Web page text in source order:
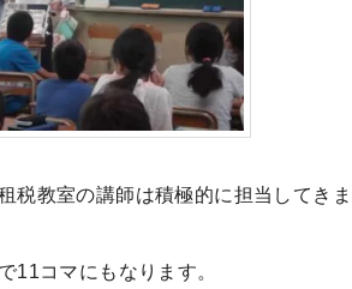
教室の講師は積極的に担当してきま
11コマにもなります。